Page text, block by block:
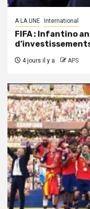
A LA UNE International
FIFA : Infantino
4 jours il y a APS